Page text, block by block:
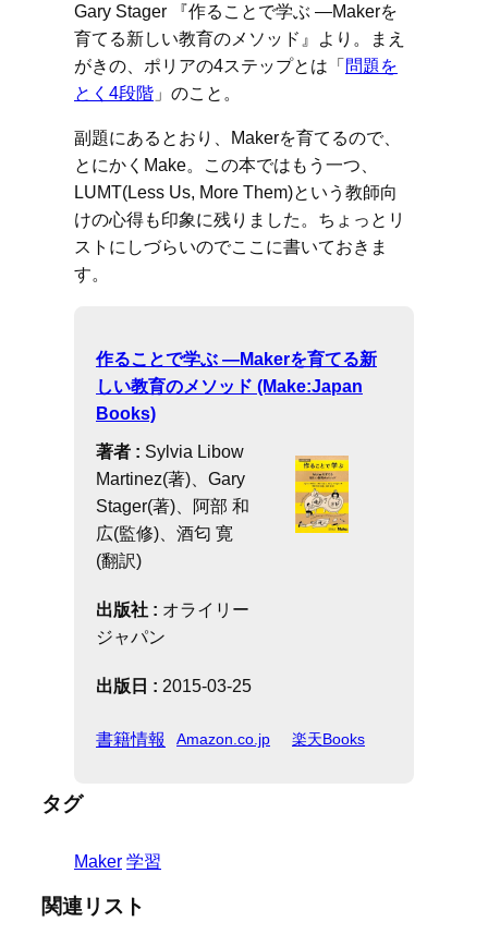
Gary Stager 『作ることで学ぶ ―Makerを
育てる新しい教育のメソッド』より。まえ
がきの、ポリアの4ステップとは「問題を
とく4段階 」のこと。
副題にあるとおり、Makerを育てるので、
とにかくMake。この本ではもう一つ、
LUMT(Less Us, More Them)という教師向
けの心得も印象に残りました。ちょっとリ
ストにしづらいのでここに書いておきま
す。
作ることで学ぶ ―Makerを育てる新
しい教育のメソッド (Make:Japan
Books)
著者 : Sylvia Libow
Martinez(著)、Gary
Stager(著)、阿部 和
広(監修)、酒匂 寛
(翻訳)
出版社 : オライリー
ジャパン
出版日 : 2015-03-25
書籍情報 Amazon.co.jp 楽天Books
タグ
Maker 学習
関連リスト